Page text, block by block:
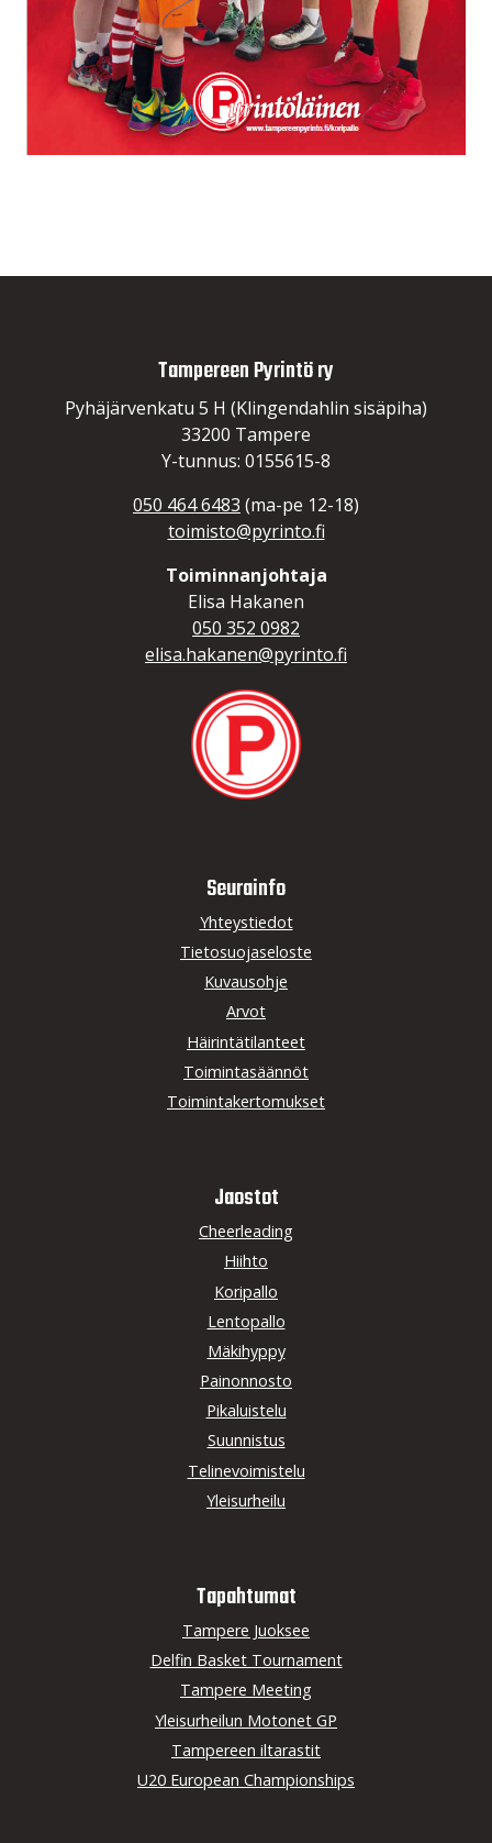
Tampereen Pyrintö ry
Pyhäjärvenkatu 5 H (Klingendahlin sisäpiha)
33200 Tampere
Y-tunnus: 0155615-8
050 464 6483 (ma-pe 12-18)
toimisto@pyrinto.fi
Toiminnanjohtaja
Elisa Hakanen
050 352 0982
elisa.hakanen@pyrinto.fi
Seurainfo
Yhteystiedot
Tietosuojaseloste
Kuvausohje
Arvot
Häirintätilanteet
Toimintasäännöt
Toimintakertomukset
Jaostot
Cheerleading
Hiihto
Koripallo
Lentopallo
Mäkihyppy
Painonnosto
Pikaluistelu
Suunnistus
Telinevoimistelu
Yleisurheilu
Tapahtumat
Tampere Juoksee
Delfin Basket Tournament
Tampere Meeting
Yleisurheilun Motonet GP
Tampereen iltarastit
U20 European Championships